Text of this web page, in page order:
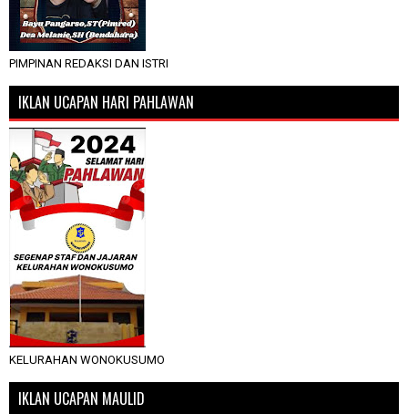
PIMPINAN REDAKSI DAN ISTRI
IKLAN UCAPAN HARI PAHLAWAN
KELURAHAN WONOKUSUMO
IKLAN UCAPAN MAULID